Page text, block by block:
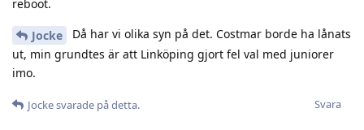
reboot.
Jocke
Då har vi olika syn på det. Costmar borde ha lånats
ut, min grundtes är att Linköping gjort fel val med juniorer
imo.
Svara
Jockesvarade på detta.